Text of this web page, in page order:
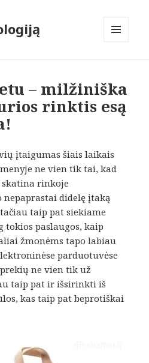
– milžiniška
rinktis esą
įtaigumas šiais laikais
ne vien tik tai, kad
rinkoje
didelę įtaką
taip pat siekiame
paslaugos, kaip
žmonėms tapo labiau
parduotuvėse
ne vien tik už
taip pat ir išsirinkti iš
kas taip pat beprotiškai